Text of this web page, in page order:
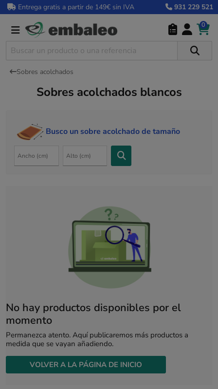
Entrega gratis a partir de 149€ sin IVA 931 229 521
0
Sobres acolchados
Sobres acolchados blancos
Busco un sobre acolchado de tamaño
No hay productos disponibles por el
momento
Permanezca atento. Aquí publicaremos más productos a
medida que se vayan añadiendo.
VOLVER A LA PÁGINA DE INICIO